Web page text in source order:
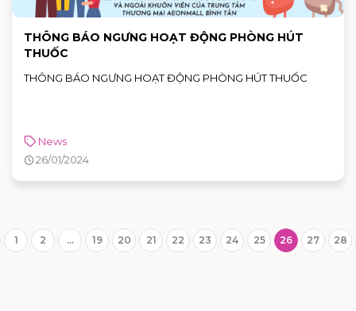
THÔNG BÁO NGƯNG HOẠT ĐỘNG PHÒNG HÚT
THUỐC
THÔNG BÁO NGƯNG HOẠT ĐỘNG PHÒNG HÚT THUỐC
News
26/01/2024
1 2 ... 19 20 21 22 23 24 25 26 27 28